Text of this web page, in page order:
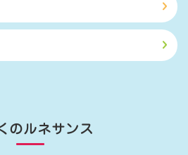
のルネサンス